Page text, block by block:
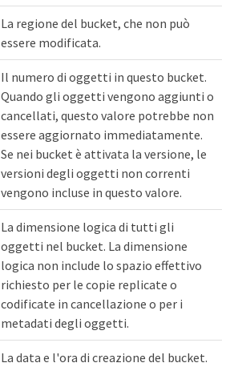
La regione del bucket, che non può
essere modificata.
Il numero di oggetti in questo bucket.
Quando gli oggetti vengono aggiunti o
cancellati, questo valore potrebbe non
essere aggiornato immediatamente.
Se nei bucket è attivata la versione, le
versioni degli oggetti non correnti
vengono incluse in questo valore.
La dimensione logica di tutti gli
oggetti nel bucket. La dimensione
logica non include lo spazio effettivo
richiesto per le copie replicate o
codificate in cancellazione o per i
metadati degli oggetti.
La data e l'ora di creazione del bucket.